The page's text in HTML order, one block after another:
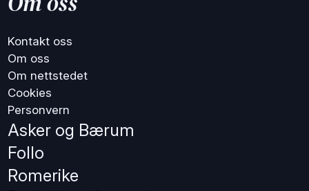
Kontakt oss
Om oss
Om nettstedet
Cookies
Personvern
Asker og Bærum
Follo
Romerike